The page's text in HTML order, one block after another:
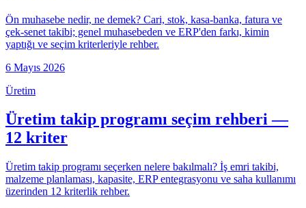
Ön muhasebe nedir, ne demek? Cari, stok, kasa-banka, fatura ve
çek-senet takibi; genel muhasebeden ve ERP'den farkı, kimin
yaptığı ve seçim kriterleriyle rehber.
6 Mayıs 2026
Üretim
Üretim takip programı seçim rehberi —
12 kriter
Üretim takip programı seçerken nelere bakılmalı? İş emri takibi,
malzeme planlaması, kapasite, ERP entegrasyonu ve saha kullanımı
üzerinden 12 kriterlik rehber.